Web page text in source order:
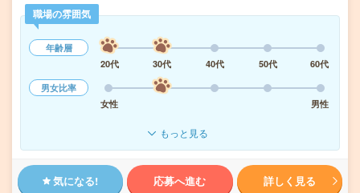
職場の雰囲気
年齢層
20代
30代 40代 50代
60代
男女比率
女性
男性
もっと見る
気になる! 応募へ進む 詳しく見る